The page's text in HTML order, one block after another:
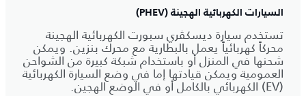
السيارات الكهربائية الهجينة (PHEV)
تستخدم سيارة ديسكڤري سبورت الكهربائية الهجينة
محركاً كهربائياً يعمل بالبطارية مع محرك بنزين. ويمكن
شحنها في المنزل أو باستخدام شبكة كبيرة من الشواحن
العمومية ويمكن قيادتها إما في وضع السيارة الكهربائية
(EV) الكهربائي بالكامل أو في الوضع الهجين.